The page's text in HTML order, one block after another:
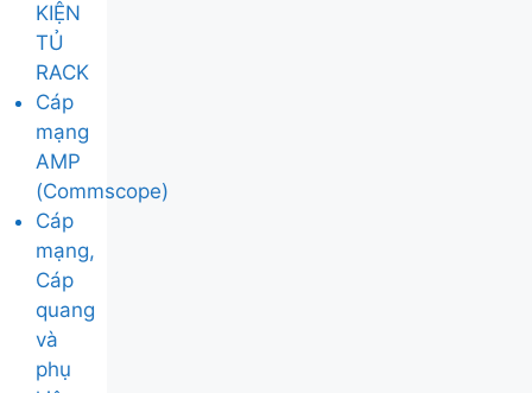
KIỆN
TỦ
RACK
Cáp
mạng
AMP
(Commscope)
Cáp
mạng,
Cáp
quang
và
phụ